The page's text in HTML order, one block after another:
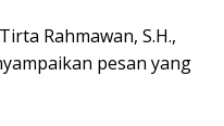
Rahmawan, S.H.,
pesan yang